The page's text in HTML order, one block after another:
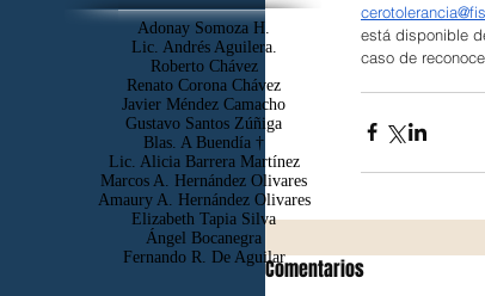
está disponible
caso de
Comentarios
Adonay Somoza H.
Lic. Andrés Aguilera.
Roberto Chávez
Renato Corona Chávez
Javier Méndez Camacho
Gustavo Santos Zúñiga
Blas. A Buendía †
​Lic. Alicia Barrera Martínez
Marcos A. Hernández Olivares
Amaury A. Hernández Olivares
Elizabeth Tapia Silva
Ángel Bocanegra
Fernando R. De Aguilar